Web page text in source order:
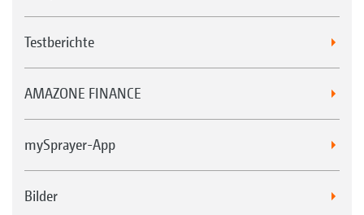
Testberichte
AMAZONE FINANCE
mySprayer-App
Bilder